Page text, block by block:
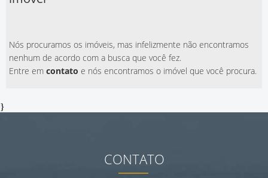
Nós procuramos os imóveis, mas infelizmente não encontramos
nenhum de acordo com a busca que você fez.
Entre em contato e nós encontramos o imóvel que você procura.
}
CONTATO